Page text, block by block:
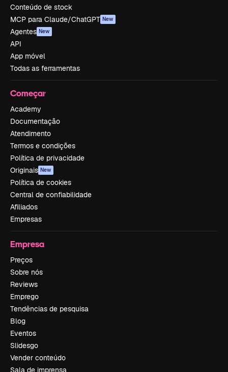
Conteúdo de stock
MCP para Claude/ChatGPT New
Agentes New
API
App móvel
Todas as ferramentas
Começar
Academy
Documentação
Atendimento
Termos e condições
Política de privacidade
Originais New
Política de cookies
Central de confiabilidade
Afiliados
Empresas
Empresa
Preços
Sobre nós
Reviews
Emprego
Tendências de pesquisa
Blog
Eventos
Slidesgo
Vender conteúdo
Sala de imprensa